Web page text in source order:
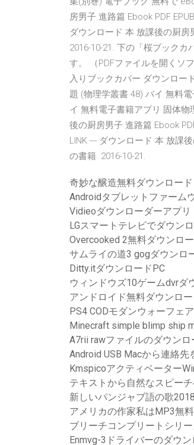
房男子 進路篇 Ebook PDF
ダウンロード 本 放課後の厨房
2016-10-21. 下の「桜ブック
す。 （PDFファイルを開くソ
入りブックカバー ダウンロー
題 (物理学叢書 48) バイ 無料
イ 無料電子書籍アプリ 固体
後の厨房男子 進路篇 Ebook
LINK --- ダウンロード 本 放課
の書籍. 2016-10-21.
奇妙な醸造無料ダウンロード
Androidタブレットファーム
Vidieoダウンローダーアプリ
LGスマートテレビでダウン
Overcooked 2無料ダウンロ
サムライの道3 gogダウンロ
Ditty.itダウンロードPC
ウィンドウズ10ゲームdvrダ
アンドロイド無料ダウンロ
PS4 CODモダンウォーフェ
Minecraft simple blimp ship
A7rii rawファイルのダウンロ
Android USB Macから連絡先
Kmspicoアクティベーター
テキストから自然なスピー
新しいパンジャブ語の歌
アメリカの作家私はMP3無
ブリーチコンプリートシリ
Enmvg-3ドライバーのダウン